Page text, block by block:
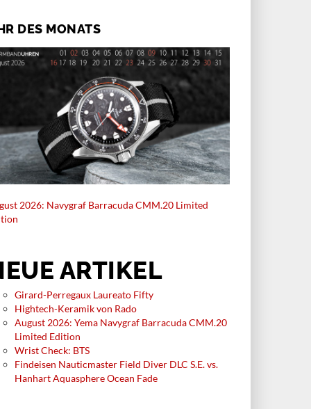
DES MONATS
2026: Navygraf Barracuda CMM.20 Limited
ARTIKEL
Girard-Perregaux Laureato Fifty
Hightech-Keramik von Rado
August 2026: Yema Navygraf Barracuda CMM.20
Limited Edition
Wrist Check: BTS
Findeisen Nauticmaster Field Diver DLC S.E. vs.
Hanhart Aquasphere Ocean Fade